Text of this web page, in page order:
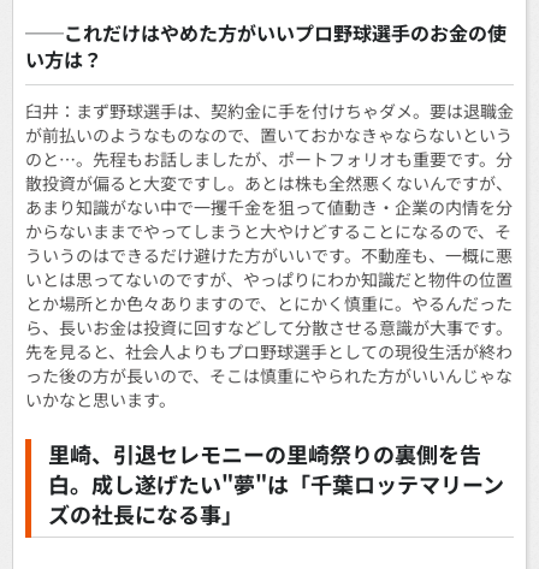
──これだけはやめた方がいいプロ野球選手のお金の使
い方は？
臼井：まず野球選手は、契約金に手を付けちゃダメ。要は退職金
が前払いのようなものなので、置いておかなきゃならないという
のと…。先程もお話しましたが、ポートフォリオも重要です。分
散投資が偏ると大変ですし。あとは株も全然悪くないんですが、
あまり知識がない中で一攫千金を狙って値動き・企業の内情を分
からないままでやってしまうと大やけどすることになるので、そ
ういうのはできるだけ避けた方がいいです。不動産も、一概に悪
いとは思ってないのですが、やっぱりにわか知識だと物件の位置
とか場所とか色々ありますので、とにかく慎重に。やるんだった
ら、長いお金は投資に回すなどして分散させる意識が大事です。
先を見ると、社会人よりもプロ野球選手としての現役生活が終わ
った後の方が長いので、そこは慎重にやられた方がいいんじゃな
いかなと思います。
里崎、引退セレモニーの里崎祭りの裏側を告
白。成し遂げたい"夢"は「千葉ロッテマリーン
ズの社長になる事」